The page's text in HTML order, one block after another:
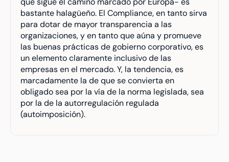
bastante halagüeño. El Compliance, en tanto sirva
para dotar de mayor transparencia a las
organizaciones, y en tanto que aúna y promueve
las buenas prácticas de gobierno corporativo, es
un elemento claramente inclusivo de las
empresas en el mercado. Y, la tendencia, es
marcadamente la de que se convierta en
obligado sea por la vía de la norma legislada, sea
por la de la autorregulación regulada
(autoimposición).